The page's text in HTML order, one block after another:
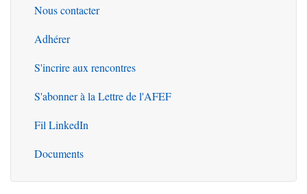
Outils
Nous contacter
Adhérer
S'incrire aux rencontres
S'abonner à la Lettre de l'AFEF
Fil LinkedIn
Documents